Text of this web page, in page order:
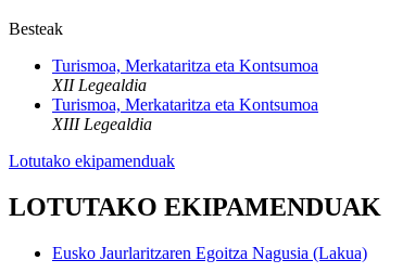
Besteak
Turismoa, Merkataritza eta Kontsumoa
XII Legealdia
Turismoa, Merkataritza eta Kontsumoa
XIII Legealdia
Lotutako ekipamenduak
LOTUTAKO EKIPAMENDUAK
Eusko Jaurlaritzaren Egoitza Nagusia (Lakua)